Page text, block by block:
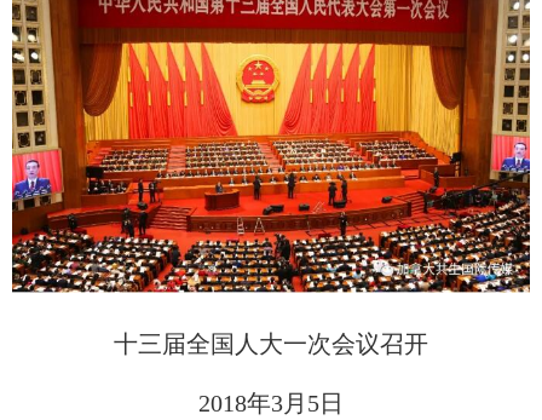
十三届全国人大一次会议召开
2018年3月5日